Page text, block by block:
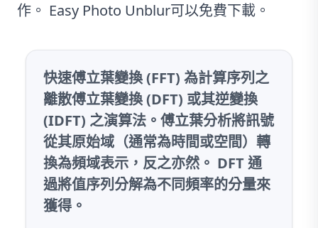
作。 Easy Photo Unblur可以免費下載。
快速傅立葉變換 (FFT) 為計算序列之
離散傅立葉變換 (DFT) 或其逆變換
(IDFT) 之演算法。傅立葉分析將訊號
從其原始域（通常為時間或空間）轉
換為頻域表示，反之亦然。 DFT 通
過將值序列分解為不同頻率的分量來
獲得。